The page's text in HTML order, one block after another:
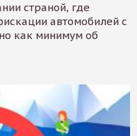
страной, где
автомобилей с
как минимум об